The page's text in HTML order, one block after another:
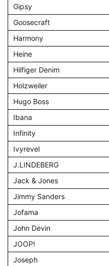
Gipsy
Goosecraft
Harmony
Heine
Hilfiger Denim
Holzweiler
Hugo Boss
Ibana
Infinity
Ivyrevel
J.LINDEBERG
Jack & Jones
Jimmy Sanders
Jofama
John Devin
JOOP!
Joseph